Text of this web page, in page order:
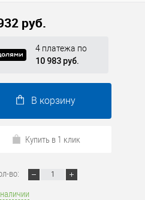
руб.
4 платежа по
10 983 руб.
В корзину
Купить в 1 клик
во: